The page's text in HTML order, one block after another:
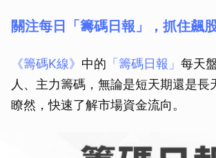
關注每日「籌碼日報」，抓住飆
《籌碼K線》 中的 「籌碼日報」 每天
人、主力籌碼，無論是短天期還是長
瞭然，快速了解市場資金流向。